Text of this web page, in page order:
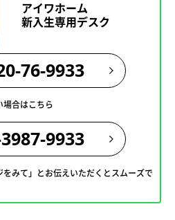
アイワホーム
新入生専用デスク
76-9933
場合はこちら
9933
をみて」とお伝えいただくとスムーズで